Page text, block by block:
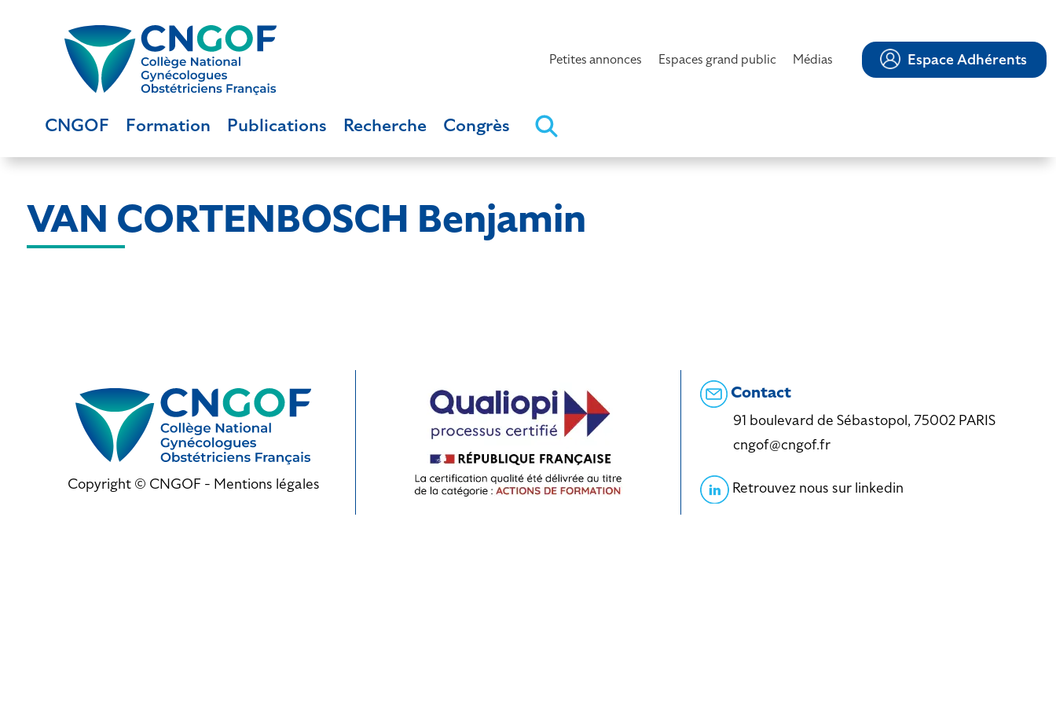
Petites annonces Espaces grand public Médias Espace Adhérents
CNGOF Formation Publications Recherche Congrès
VAN CORTENBOSCH Benjamin
Copyright © CNGOF - Mentions légales
Contact
91 boulevard de Sébastopol, 75002 PARIS
cngof@cngof.fr
Retrouvez nous sur linkedin